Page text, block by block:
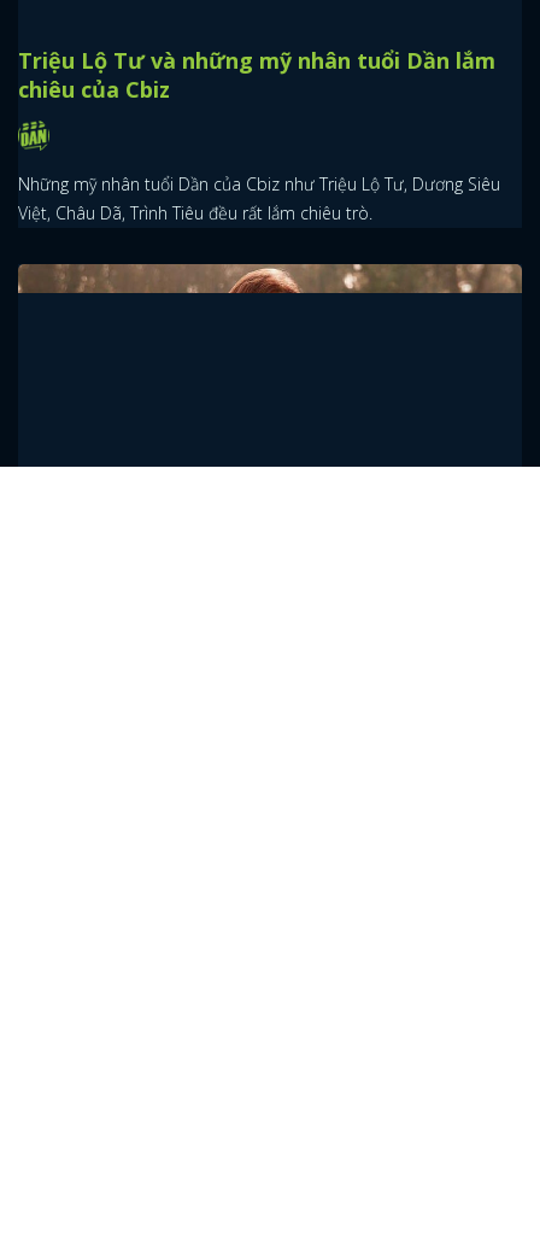
Triệu Lộ Tư và những mỹ nhân tuổi Dần lắm
chiêu của Cbiz
Những mỹ nhân tuổi Dần của Cbiz như Triệu Lộ Tư, Dương Siêu
Việt, Châu Dã, Trình Tiêu đều rất lắm chiêu trò.